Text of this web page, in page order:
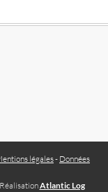
légales- Données
Atlantic Log